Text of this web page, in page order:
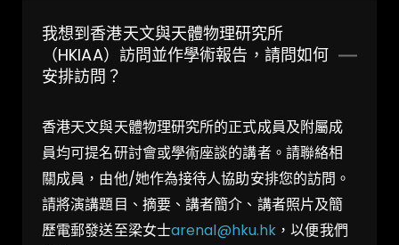
我想到香港天文與天體物理研究所
（HKIAA）訪問並作學術報告，請問如何
安排訪問？
香港天文與天體物理研究所的正式成員及附屬成
員均可提名研討會或學術座談的講者。請聯絡相
關成員，由他/她作為接待人協助安排您的訪問。
請將演講題目、摘要、講者簡介、講者照片及簡
歷電郵發送至梁女士arenal@hku.hk ，以便我們